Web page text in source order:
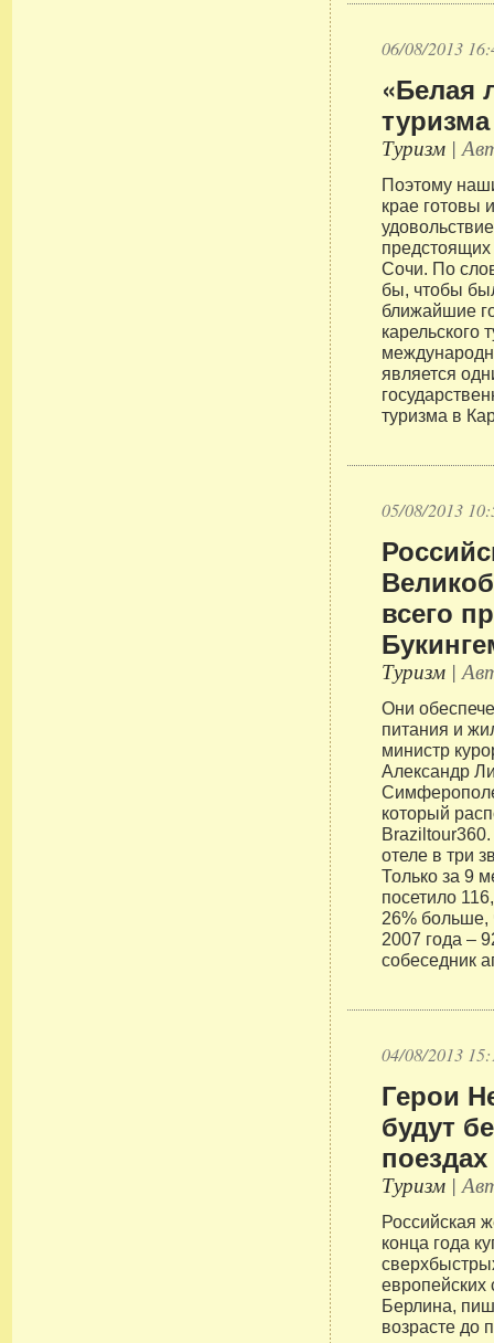
06/08/2013
«Белая
туризма
Туризм |
Поэтому
крае готовы
Сочи. По
бы, чтобы
ближайшие
карельского
является
туризма в
05/08/2013
всего
Туризм |
Они
питания и
министр
Александр
который
отеле в три
Только за 9
посетило
26% больше,
2007 года –
собеседник
04/08/2013
Герои
будут
поездах
Туризм |
Российская
конца года
европейских
Берлина,
возрасте до